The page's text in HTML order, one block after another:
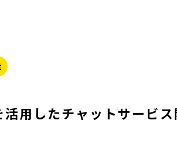
用したチャットサービス